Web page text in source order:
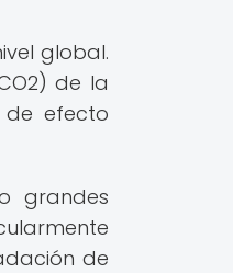
global.
de la
de efecto
grandes
de